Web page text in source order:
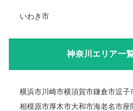
いわき市
神奈川エリア一
横浜市川崎市横須賀市鎌倉市逗子
相模原市厚木市大和市海老名市座